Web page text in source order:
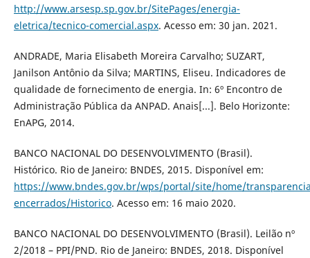
http://www.arsesp.sp.gov.br/SitePages/energia-
eletrica/tecnico-comercial.aspx. Acesso em: 30 jan. 2021.
ANDRADE, Maria Elisabeth Moreira Carvalho; SUZART,
Janilson Antônio da Silva; MARTINS, Eliseu. Indicadores de
qualidade de fornecimento de energia. In: 6º Encontro de
Administração Pública da ANPAD. Anais[...]. Belo Horizonte:
EnAPG, 2014.
BANCO NACIONAL DO DESENVOLVIMENTO (Brasil).
Histórico. Rio de Janeiro: BNDES, 2015. Disponível em:
https://www.bndes.gov.br/wps/portal/site/home/
encerrados/Historico. Acesso em: 16 maio 2020.
BANCO NACIONAL DO DESENVOLVIMENTO (Brasil). Leilão nº
2/2018 – PPI/PND. Rio de Janeiro: BNDES, 2018. Disponível